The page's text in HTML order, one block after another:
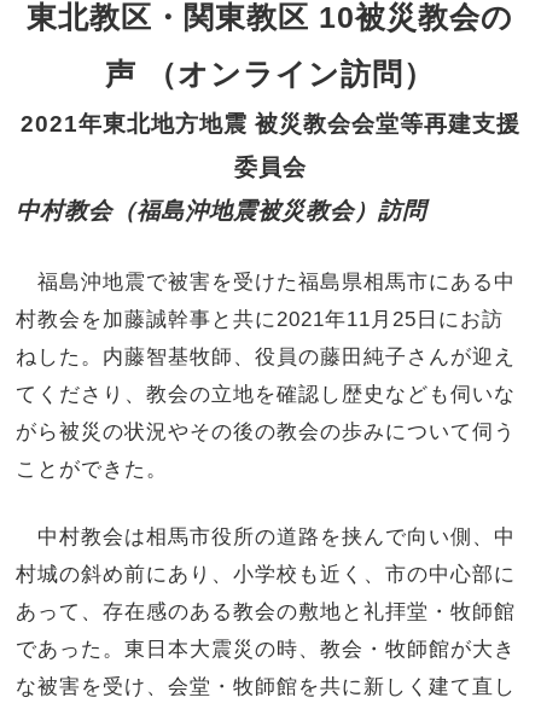
東北教区・関東教区 10被災教会の
声 （オンライン訪問）
2021年東北地方地震 被災教会会堂等再建支援
委員会
中村教会（福島沖地震被災教会）訪問
福島沖地震で被害を受けた福島県相馬市にある中
村教会を加藤誠幹事と共に2021年11月25日にお訪
ねした。内藤智基牧師、役員の藤田純子さんが迎え
てくださり、教会の立地を確認し歴史なども伺いな
がら被災の状況やその後の教会の歩みについて伺う
ことができた。
中村教会は相馬市役所の道路を挟んで向い側、中
村城の斜め前にあり、小学校も近く、市の中心部に
あって、存在感のある教会の敷地と礼拝堂・牧師館
であった。東日本大震災の時、教会・牧師館が大き
な被害を受け、会堂・牧師館を共に新しく建て直し